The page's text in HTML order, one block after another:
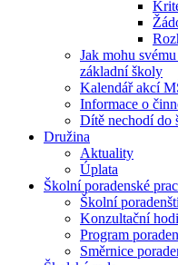
Jak mohu
základní školy
Kalendář akcí
Informace o
Dítě nechodí do
Družina
Aktuality
Úplata
Školní poradenské
Školní
Konzultační
Program
Směrnice